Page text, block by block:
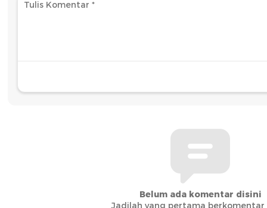
Belum ada komentar disini
Jadilah yang pertama berkomentar